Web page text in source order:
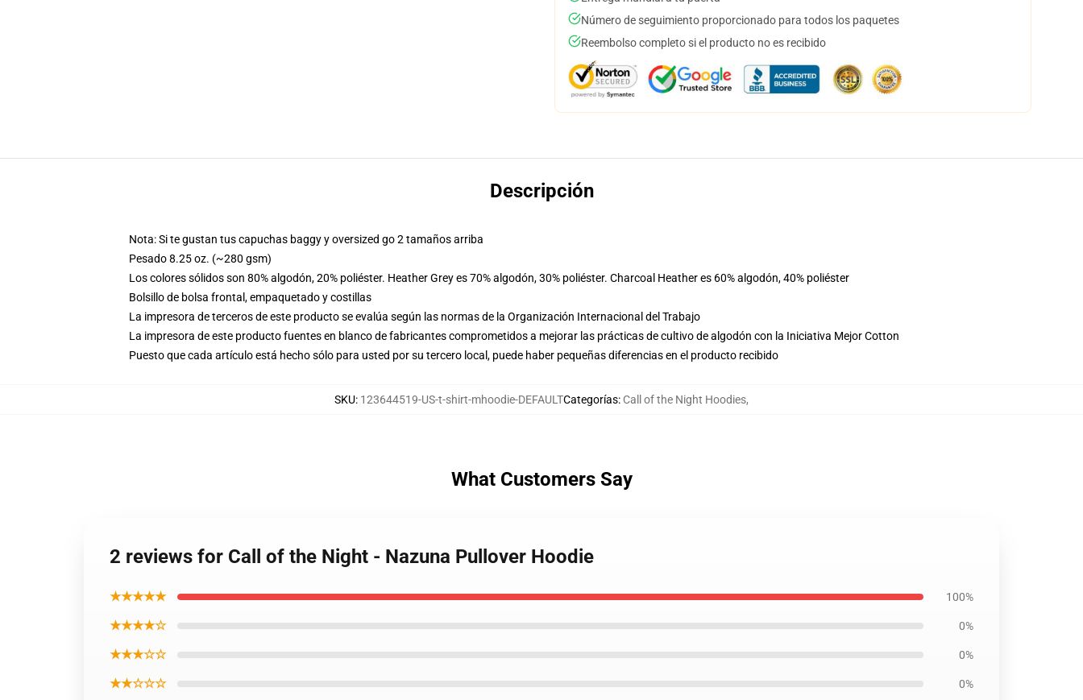
Número de seguimiento proporcionado para todos los paquetes
Reembolso completo si el producto no es recibido
Descripción
Nota: Si te gustan tus capuchas baggy y oversized go 2 tamaños arriba
Pesado 8.25 oz. (~280 gsm)
Los colores sólidos son 80% algodón, 20% poliéster. Heather Grey es 70% algodón, 30% poliéster. Charcoal Heather es 60% algodón, 40% poliéster
Bolsillo de bolsa frontal, empaquetado y costillas
La impresora de terceros de este producto se evalúa según las normas de la Organización Internacional del Trabajo
La impresora de este producto fuentes en blanco de fabricantes comprometidos a mejorar las prácticas de cultivo de algodón con la Iniciativa Mejor Cotton
Puesto que cada artículo está hecho sólo para usted por su tercero local, puede haber pequeñas diferencias en el producto recibido
SKU: 123644519-US-t-shirt-mhoodie-DEFAULTCategorías: Call of the Night Hoodies,
What Customers Say
2 reviews for Call of the Night - Nazuna Pullover Hoodie
★★★★★ 100%
★★★★☆ 0%
★★★☆☆ 0%
★★☆☆☆ 0%